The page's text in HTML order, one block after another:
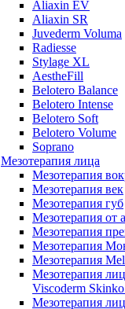
Aliaxin EV
Aliaxin SR
Juvederm Voluma
Radiesse
Stylage XL
AestheFill
Belotero Balance
Belotero Intense
Belotero Soft
Belotero Volume
Soprano
Мезотерапия лица
Мезотерапия
Мезотерапия век
Мезотерапия губ
Мезотерапия от
Мезотерапия
Мезотерапия
Мезотерапия
Мезотерапия
Viscoderm
Мезотерапия